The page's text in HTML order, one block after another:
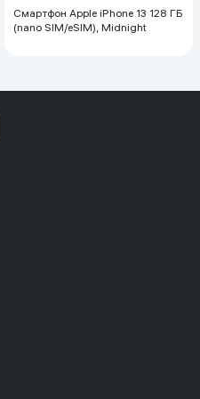
Смартфон Apple iPhone 13 128 ГБ
(nano SIM/eSIM), Midnight